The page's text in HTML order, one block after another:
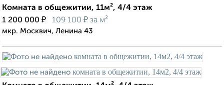
Комната в общежитии, 11м², 4/4 этаж
1 200 000 ₽ 109 100 ₽ за м²
мкр. Москвич, Ленина 43